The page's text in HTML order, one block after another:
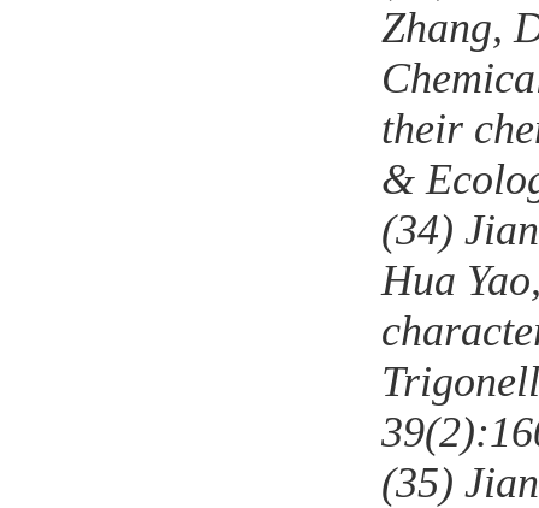
Zhang,
their
&
(34)
Hua
(35)